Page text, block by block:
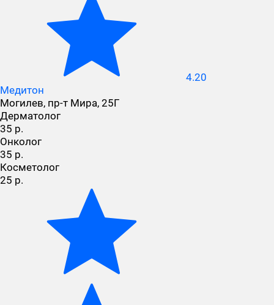
4.20
Медитон
Могилев, пр-т Мира, 25Г
Дерматолог
35 р.
Онколог
35 р.
Косметолог
25 р.